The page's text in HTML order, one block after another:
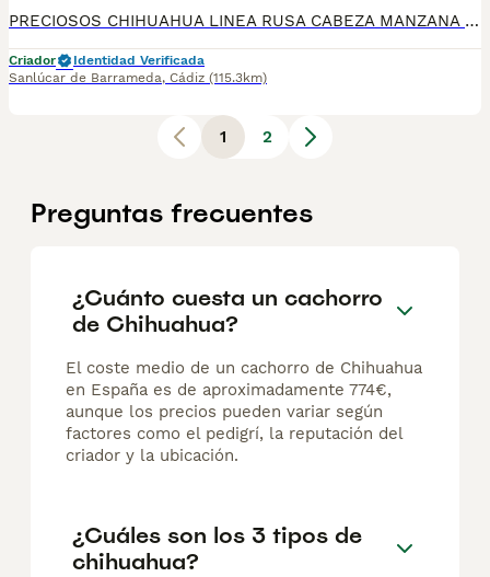
PRECIOSOS CHIHUAHUA LINEA RUSA CABEZA MANZANA LISTOS PARA SU NUEVO HOGAR SE ENTREGAN VACUNADO DESPARACITADO, CON CONTRATO,CRIADOS EN UN AMBIEMTE FAMILIAR SUPER CARIÑOSOS Y JUGUETONES, QUIERES UN AMIGO? LLAMANOS 624 08 20 74😊 ENVIAMOS A TODA ESPAÑA🇪🇦
Criador
Identidad Verificada
Sanlúcar de Barrameda, Cádiz (115.3km)
1 2
Preguntas frecuentes
¿Cuánto cuesta un cachorro
de Chihuahua?
El coste medio de un cachorro de Chihuahua
en España es de aproximadamente 774€,
aunque los precios pueden variar según
factores como el pedigrí, la reputación del
criador y la ubicación.
¿Cuáles son los 3 tipos de
chihuahua?